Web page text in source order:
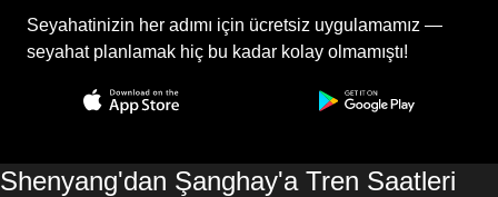
Seyahatinizin her adımı için ücretsiz uygulamamız —
seyahat planlamak hiç bu kadar kolay olmamıştı!
Shenyang'dan Şanghay'a Tren Saatleri